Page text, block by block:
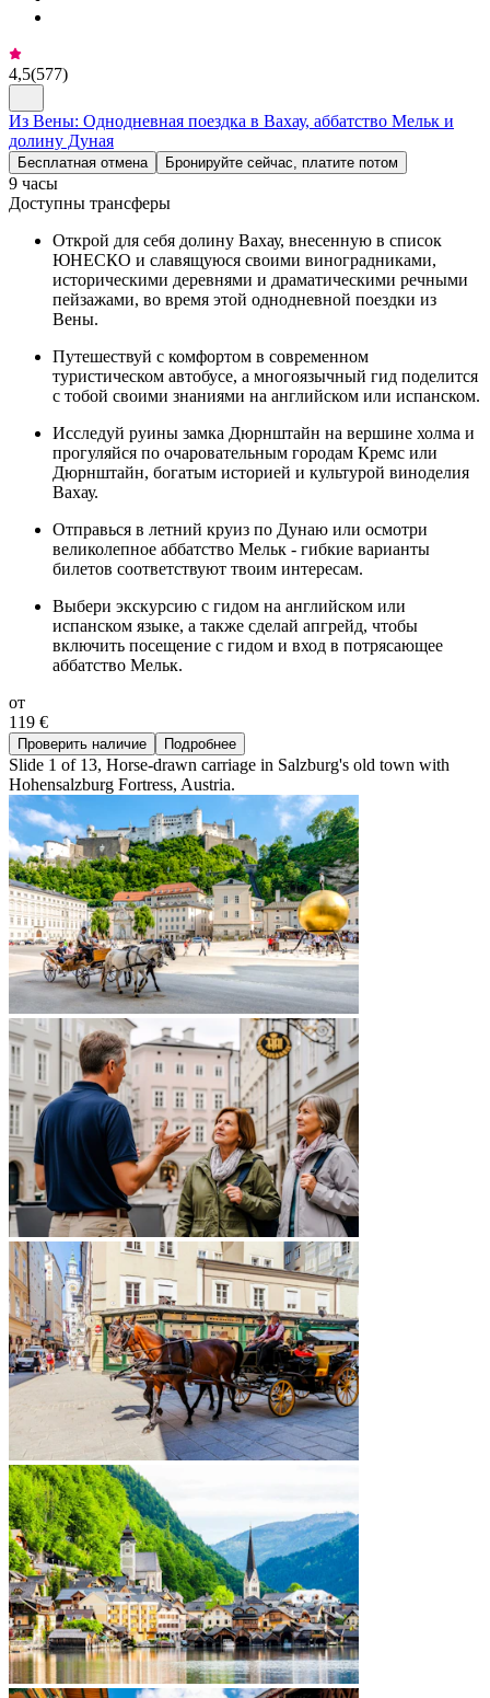
4,5(577)
Из Вены: Однодневная поездка в Вахау, аббатство Мельк и
долину Дуная
Бесплатная отмена Бронируйте сейчас, платите потом
9 часы
Доступны трансферы
Открой для себя долину Вахау, внесенную в список
ЮНЕСКО и славящуюся своими виноградниками,
историческими деревнями и драматическими речными
пейзажами, во время этой однодневной поездки из
Вены.
Путешествуй с комфортом в современном
туристическом автобусе, а многоязычный гид поделится
с тобой своими знаниями на английском или испанском.
Исследуй руины замка Дюрнштайн на вершине холма и
прогуляйся по очаровательным городам Кремс или
Дюрнштайн, богатым историей и культурой виноделия
Вахау.
Отправься в летний круиз по Дунаю или осмотри
великолепное аббатство Мельк - гибкие варианты
билетов соответствуют твоим интересам.
Выбери экскурсию с гидом на английском или
испанском языке, а также сделай апгрейд, чтобы
включить посещение с гидом и вход в потрясающее
аббатство Мельк.
от
119 €
Проверить наличие Подробнее
Slide 1 of 13, Horse-drawn carriage in Salzburg's old town with
Hohensalzburg Fortress, Austria.